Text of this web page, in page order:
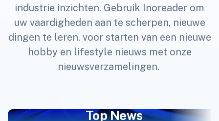
industrie inzichten. Gebruik Inoreader om
uw vaardigheden aan te scherpen, nieuwe
dingen te leren, voor starten van een nieuwe
hobby en lifestyle nieuws met onze
nieuwsverzamelingen.
Top News